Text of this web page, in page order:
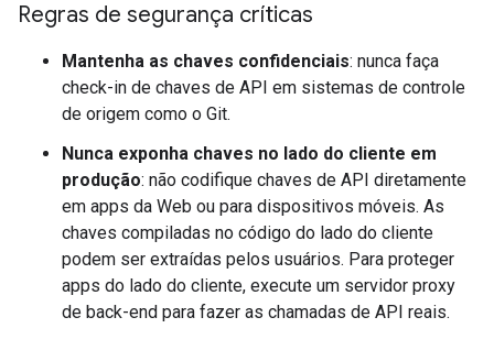
Regras de segurança críticas
Mantenha as chaves confidenciais: nunca faça
check-in de chaves de API em sistemas de controle
de origem como o Git.
Nunca exponha chaves no lado do cliente em
produção: não codifique chaves de API diretamente
em apps da Web ou para dispositivos móveis. As
chaves compiladas no código do lado do cliente
podem ser extraídas pelos usuários. Para proteger
apps do lado do cliente, execute um servidor proxy
de back-end para fazer as chamadas de API reais.